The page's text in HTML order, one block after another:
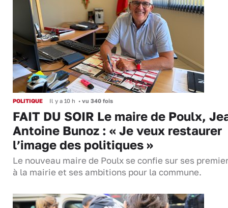
POLITIQUE Il y a 10 h • vu 340 fois
FAIT DU SOIR Le maire de Poulx,
Antoine Bunoz : « Je veux restaurer
l’image des politiques »
Le nouveau maire de Poulx se confie sur ses
à la mairie et ses ambitions pour la commune.